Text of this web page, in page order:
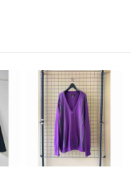
については年内に発送いた